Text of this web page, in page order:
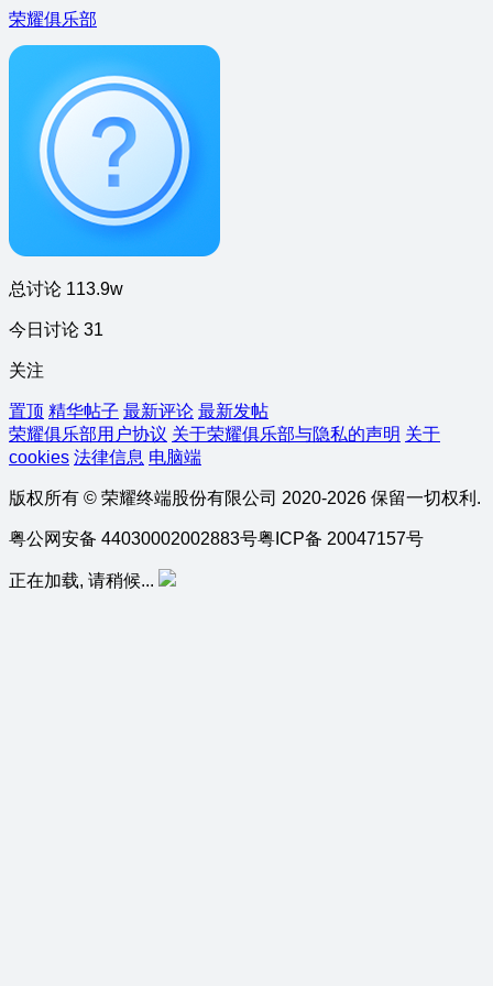
荣耀俱乐部
总讨论 113.9w
今日讨论 31
关注
置顶 精华帖子 最新评论 最新发帖
荣耀俱乐部用户协议 关于荣耀俱乐部与隐私的声明 关于
cookies 法律信息 电脑端
版权所有 © 荣耀终端股份有限公司 2020-2026 保留一切权利.
粤公网安备 44030002002883号粤ICP备 20047157号
正在加载, 请稍候...